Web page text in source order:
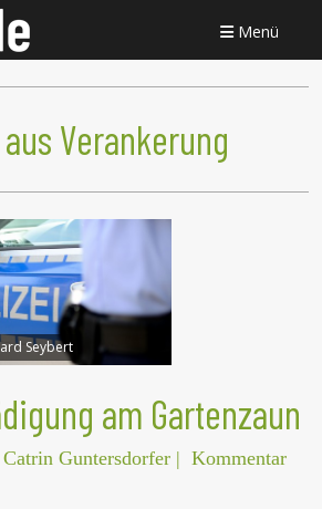
Menü
aus Verankerung
Seybert
am Gartenzaun
Catrin Guntersdorfer | Kommentar